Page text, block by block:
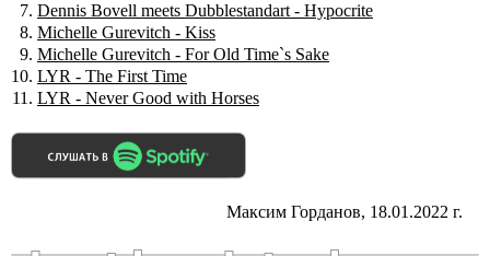
Dennis Bovell meets Dubblestandart - Hypocrite
Michelle Gurevitch - Kiss
Michelle Gurevitch - For Old Time`s Sake
LYR - The First Time
LYR - Never Good with Horses
Максим Горданов, 18.01.2022 г.